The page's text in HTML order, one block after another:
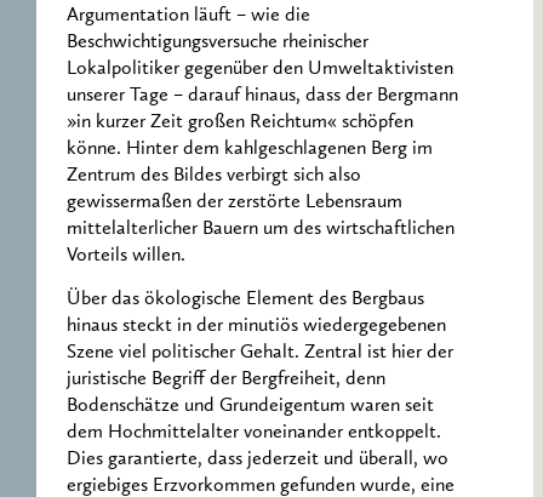
Argumentation läuft – wie die
Beschwichtigungsversuche rheinischer
Lokalpolitiker gegenüber den Umweltaktivisten
unserer Tage – darauf hinaus, dass der Bergmann
»in kurzer Zeit großen Reichtum« schöpfen
könne. Hinter dem kahlgeschlagenen Berg im
Zentrum des Bildes verbirgt sich also
gewissermaßen der zerstörte Lebensraum
mittelalterlicher Bauern um des wirtschaftlichen
Vorteils willen.
Über das ökologische Element des Bergbaus
hinaus steckt in der minutiös wiedergegebenen
Szene viel politischer Gehalt. Zentral ist hier der
juristische Begriff der Bergfreiheit, denn
Bodenschätze und Grundeigentum waren seit
dem Hochmittelalter voneinander entkoppelt.
Dies garantierte, dass jederzeit und überall, wo
ergiebiges Erzvorkommen gefunden wurde, eine